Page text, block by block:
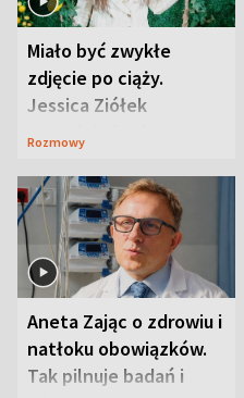
Miało być zwykłe
zdjęcie po ciąży.
Jessica Ziółek
wywołała lawinę
Rozmowy
Aneta Zając o zdrowiu i
natłoku obowiązków.
Tak pilnuje badań i